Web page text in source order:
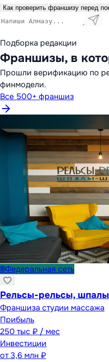
Как проверить франшизу перед
Подборка редакции
Франшизы, в
Прошли верификацию по
финмодели.
Все 500+ франшиз
🌐Федеральная сеть
Рельсы-рельсы,
Франшиза студии массажа
Прибыль
250 тыс ₽ / мес
Инвестиции
от3,6 млн ₽